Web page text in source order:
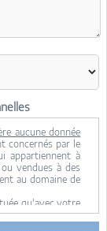
aucune donnée
concernés par le
appartiennent à
vendues à des
au domaine de
qu'avec votre